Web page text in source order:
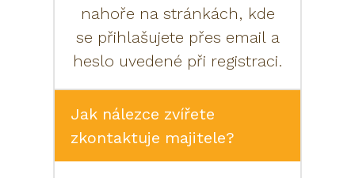
nahoře na stránkách, kde
se přihlašujete přes email a
heslo uvedené při registraci.
Jak nálezce zvířete
zkontaktuje majitele?